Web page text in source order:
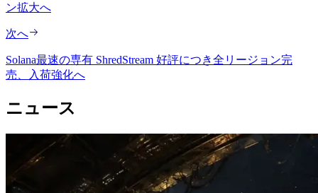
ン拡大へ
次へ
Solana最速の専有 ShredStream 好評につき全リージョン完
売、入荷強化へ
ニュース